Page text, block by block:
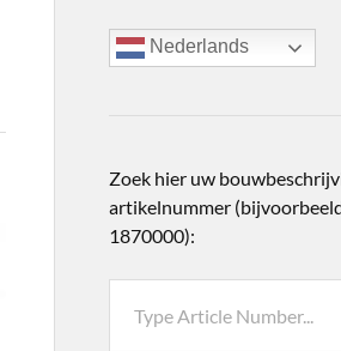
Nederlands
Zoek hier uw
artikelnummer
1870000):